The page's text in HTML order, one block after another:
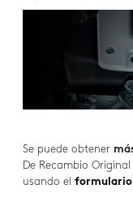
Se puede obtener
De Recambio
usando el